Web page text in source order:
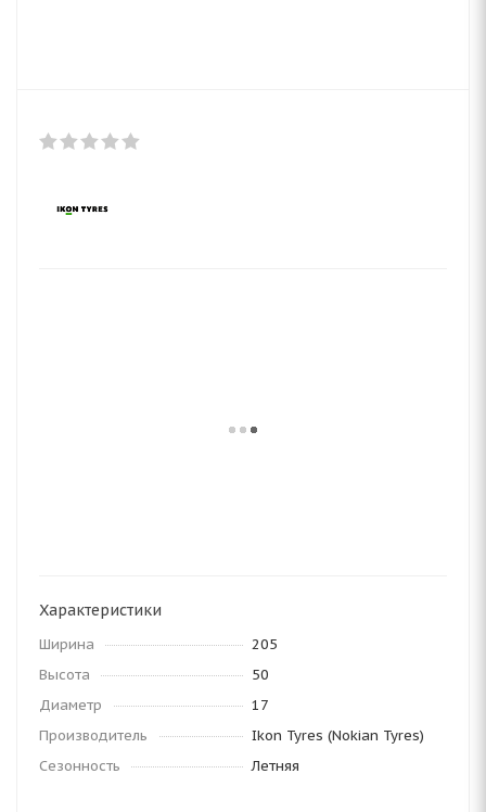
Характеристики
Ширина
205
Высота
50
Диаметр
17
Производитель
Ikon Tyres (Nokian Tyres)
Сезонность
Летняя